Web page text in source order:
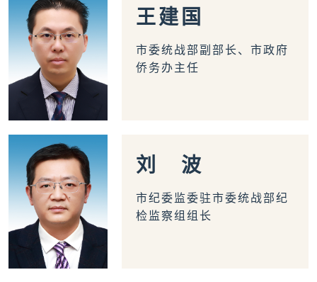
王建国
市委统战部副部长、市政府
侨务办主任
刘 波
市纪委监委驻市委统战部纪
检监察组组长